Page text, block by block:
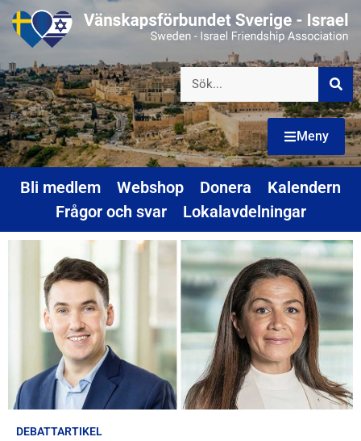
Meny
Bli medlem Webshop Donera
Kalendern
Frågor och svar
Lokalavdelningar
DEBATTARTIKEL